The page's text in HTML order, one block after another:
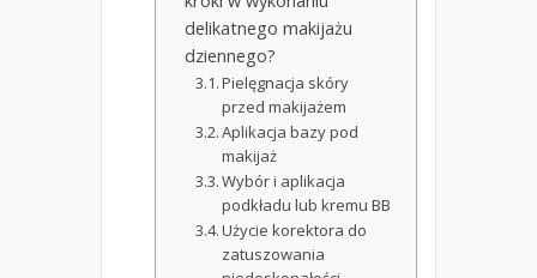
delikatnego makijażu
dziennego?
Pielęgnacja skóry
przed makijażem
Aplikacja bazy pod
makijaż
Wybór i aplikacja
podkładu lub kremu BB
Użycie korektora do
zatuszowania